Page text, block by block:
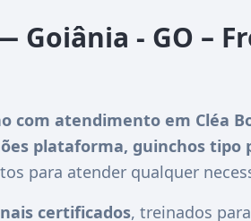
Goiânia - GO –
com atendimento em Cléa
plataforma, guinchos tipo
para atender qualquer
certificados, treinados